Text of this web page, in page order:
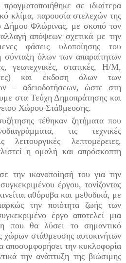
σε ιδιαίτερα
κλίμα, παρουσία στελεχών της
Δήμου Φλώρινας, με σκοπό τον
απόψεων σχετικά με την
φάσεις υλοποίησηςτου
σύνταξη όλων των απαραίτητων
γεωτεχνικές, στατικές, Η/Μ,
και έκδοση όλων των
– αδειοδοτήσεων, ώστε στη
στα Τεύχη Δημοπράτησης και
Χώρου Στάθμευσης.
τέθηκαν ζητήματα που
τις τεχνικές
λειτουργικές λεπτομέρειες,
ί η ομαλή και απρόσκοπτη
την ικανοποίησή του γιατην
έργου, τονίζοντας
αθόρυβα και μεθοδικά, με
την ποιότητα ζωής των
έργο αποτελεί μια
που θα λύσει το σημαντικό
χώρων στάθμευσης αυτοκινήτων
αποσυμφορήσειτην κυκλοφορία
την ανάπτυξη της βιώσιμης